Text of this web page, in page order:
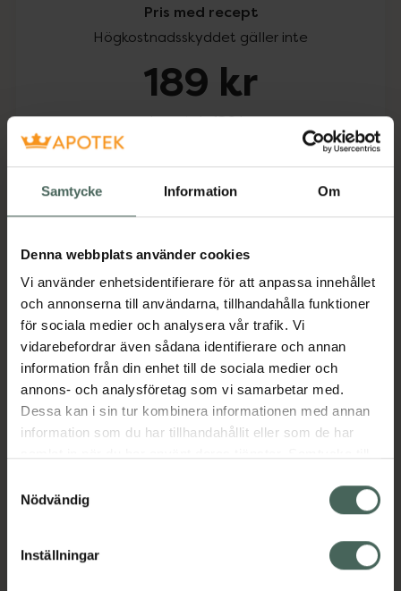
Samtycke Information Om
Denna webbplats använder cookies
Vi använder enhetsidentifierare för att anpassa innehållet
och annonserna till användarna, tillhandahålla funktioner
för sociala medier och analysera vår trafik. Vi
vidarebefordrar även sådana identifierare och annan
information från din enhet till de sociala medier och
annons- och analysföretag som vi samarbetar med.
Dessa kan i sin tur kombinera informationen med annan
information som du har tillhandahållit eller som de har
återkalla ditt samtycke via webbplatsens
cookieinställningar. Ett återkallat samtycke påverkar inte
lagligheten av behandling som skett innan återkallelsen.
Nödvändig
Inställningar
Pris med recept
Högkostnadsskyddet gäller inte
189 kr
I apotek:189 kr
Köp via ditt recept
Aktuella erbjudanden
Beskrivning Dölj
Läs alltid bipacksedeln innan
användning.
EAN:
04260020521503
Bipacksedel från FASS Visa